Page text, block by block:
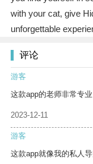
with your cat, give
unforgettable
评论
游客
这款app的老师非常专
2023-12-11
游客
这款app就像我的私人